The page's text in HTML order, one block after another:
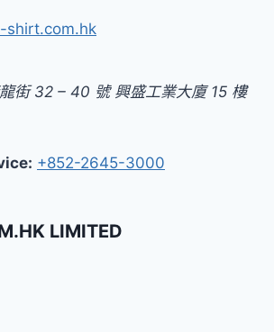
shirt.com.hk
街 32 – 40 號 興盛工業大廈 15 樓
+852-2645-3000
LIMITED